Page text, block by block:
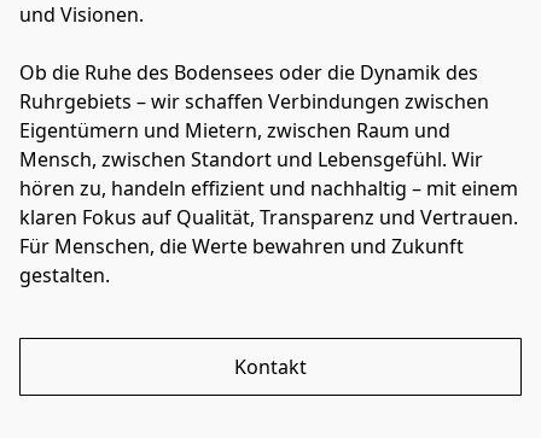
und Visionen.
Ob die Ruhe des Bodensees oder die Dynamik des
Ruhrgebiets – wir schaffen Verbindungen zwischen
Eigentümern und Mietern, zwischen Raum und
Mensch, zwischen Standort und Lebensgefühl. Wir
hören zu, handeln effizient und nachhaltig – mit einem
klaren Fokus auf Qualität, Transparenz und Vertrauen.
Für Menschen, die Werte bewahren und Zukunft
gestalten.
Kontakt